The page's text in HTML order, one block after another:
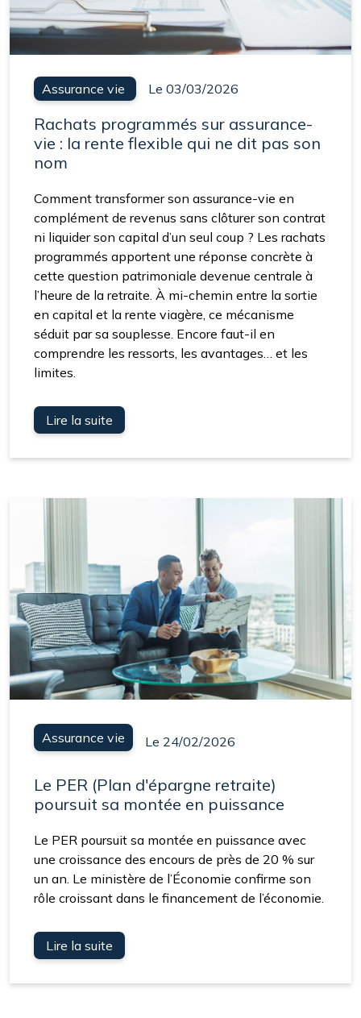
Assurance vie Le 03/03/2026
Rachats programmés sur assurance-
vie : la rente flexible qui ne dit pas son
nom
Comment transformer son assurance-vie en
complément de revenus sans clôturer son contrat
ni liquider son capital d’un seul coup ? Les rachats
programmés apportent une réponse concrète à
cette question patrimoniale devenue centrale à
l’heure de la retraite. À mi-chemin entre la sortie
en capital et la rente viagère, ce mécanisme
séduit par sa souplesse. Encore faut-il en
comprendre les ressorts, les avantages… et les
limites.
Lire la suite
Assurance vie Le 24/02/2026
Le PER (Plan d'épargne retraite)
poursuit sa montée en puissance
Le PER poursuit sa montée en puissance avec
une croissance des encours de près de 20 % sur
un an. Le ministère de l’Économie confirme son
rôle croissant dans le financement de l’économie.
Lire la suite